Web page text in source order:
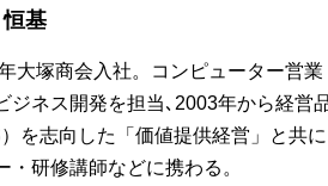
基
大塚商会入社。コンピューター営
ジネス開発を担当､2003年から経営
）を志向した「価値提供経営」と共
・研修講師などに携わる。